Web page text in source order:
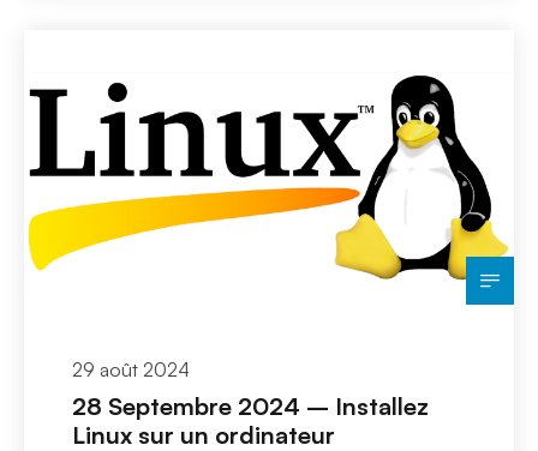
29 août 2024
28 Septembre 2024 – Installez
Linux sur un ordinateur